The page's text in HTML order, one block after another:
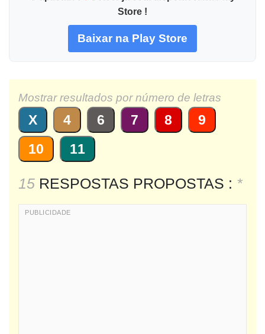
Store !
Baixar na Play Store
Mostrar resultados por número de letras
X 4 6 7 8
9
10
11
15 RESPOSTAS PROPOSTAS : *